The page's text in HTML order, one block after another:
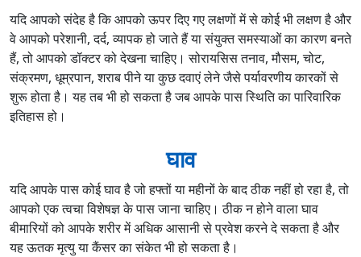
यदि आपको संदेह है कि आपको ऊपर दिए गए लक्षणों में से कोई भी लक्षण है और
वे आपको परेशानी, दर्द, व्यापक हो जाते हैं या संयुक्त समस्याओं का कारण बनते
हैं, तो आपको डॉक्टर को देखना चाहिए। सोरायसिस तनाव, मौसम, चोट,
संक्रमण, धूम्रपान, शराब पीने या कुछ दवाएं लेने जैसे पर्यावरणीय कारकों से
शुरू होता है। यह तब भी हो सकता है जब आपके पास स्थिति का पारिवारिक
इतिहास हो।
घाव
यदि आपके पास कोई घाव है जो हफ्तों या महीनों के बाद ठीक नहीं हो रहा है, तो
आपको एक त्वचा विशेषज्ञ के पास जाना चाहिए। ठीक न होने वाला घाव
बीमारियों को आपके शरीर में अधिक आसानी से प्रवेश करने दे सकता है और
यह ऊतक मृत्यु या कैंसर का संकेत भी हो सकता है।